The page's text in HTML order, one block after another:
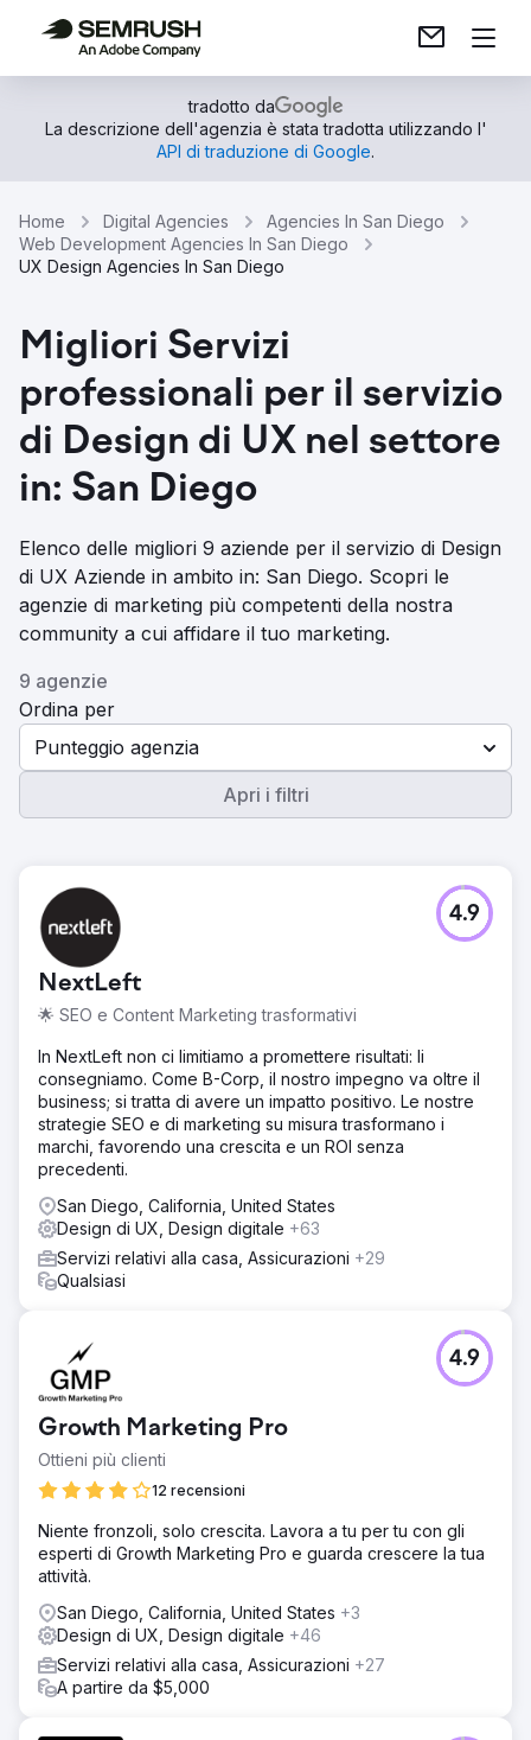
tradotto da
La descrizione dell'agenzia è stata tradotta utilizzando l'
API di traduzione di Google.
Home Digital Agencies
Agencies In San Diego
Web Development Agencies In San Diego
UX Design Agencies In San Diego
Migliori Servizi
professionali per il servizio
di Design di UX nel settore
in: San Diego
Elenco delle migliori 9 aziende per il servizio di Design
di UX Aziende in ambito in: San Diego. Scopri le
agenzie di marketing più competenti della nostra
community a cui affidare il tuo marketing.
9 agenzie
Ordina per
Punteggio agenzia
Apri i filtri
NextLeft
🌟 SEO e Content Marketing trasformativi
4.9
In NextLeft non ci limitiamo a promettere risultati: li
consegniamo. Come B-Corp, il nostro impegno va oltre il
business; si tratta di avere un impatto positivo. Le nostre
strategie SEO e di marketing su misura trasformano i
marchi, favorendo una crescita e un ROI senza
precedenti.
San Diego, California, United States
Design di UX, Design digitale +63
Servizi relativi alla casa, Assicurazioni +29
Qualsiasi
Growth Marketing Pro
Ottieni più clienti
12 recensioni
4.9
Niente fronzoli, solo crescita. Lavora a tu per tu con gli
esperti di Growth Marketing Pro e guarda crescere la tua
attività.
San Diego, California, United States +3
Design di UX, Design digitale +46
Servizi relativi alla casa, Assicurazioni +27
A partire da $5,000